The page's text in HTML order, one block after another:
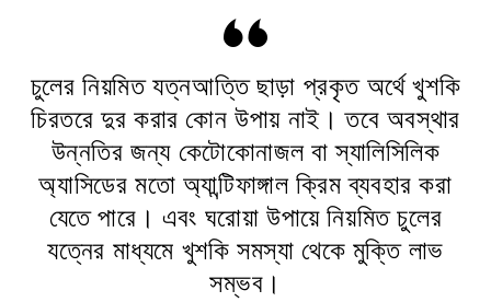
চুলের নিয়মিত যত্নআত্তি ছাড়া প্রকৃত অর্থে খুশকি
চিরতরে দুর করার কোন উপায় নাই। তবে অবস্থার
উন্নতির জন্য কেটোকোনাজল বা স্যালিসিলিক
অ্যাসিডের মতো অ্যান্টিফাঙ্গাল ক্রিম ব্যবহার করা
যেতে পারে। এবং ঘরোয়া উপায়ে নিয়মিত চুলের
যত্নের মাধ্যমে খুশকি সমস্যা থেকে মুক্তি লাভ
সম্ভব।